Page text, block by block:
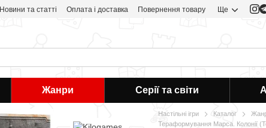
Новини та статті Оплата і доставка Повернення товару Ще
Жанри Серії та світи
Настільні ігри Каталог
Тераформування Марса. Колонії